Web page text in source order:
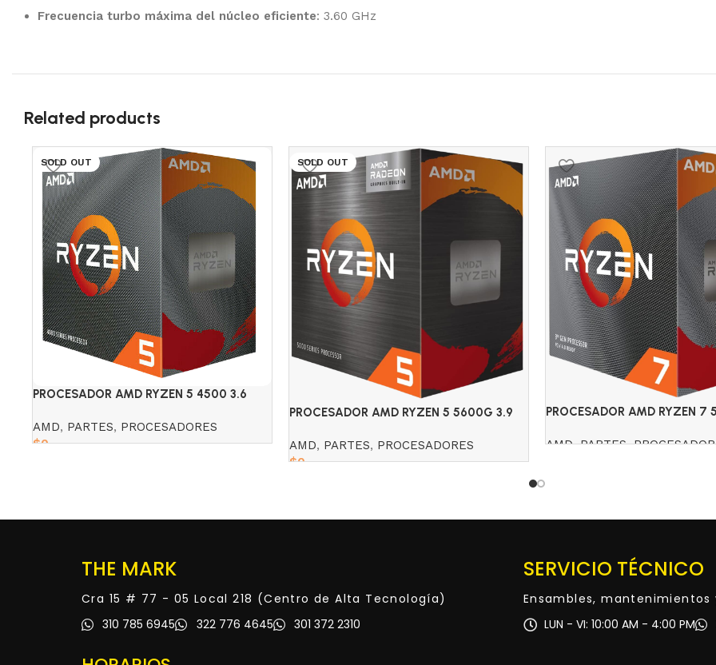
Frecuencia turbo máxima del núcleo eficiente: 3.60 GHz
Related products
SOLD OUT
PROCESADOR AMD RYZEN 5 4500 3.6
AMD, PARTES, PROCESADORES
$0
SOLD OUT
PROCESADOR AMD RYZEN 5 5600G 3.9
AMD, PARTES, PROCESADORES
$0
PROCESADOR AMD RYZEN
AMD,PARTES,
THE MARK
Cra 15 # 77 - 05 Local 218 (Centro de Alta Tecnología)
310 785 6945
322 776 4645 301 372 2310
SERVICIO TÉCNICO
Ensambles, mantenimientos
LUN - VI: 10:00 AM - 4:00 PM